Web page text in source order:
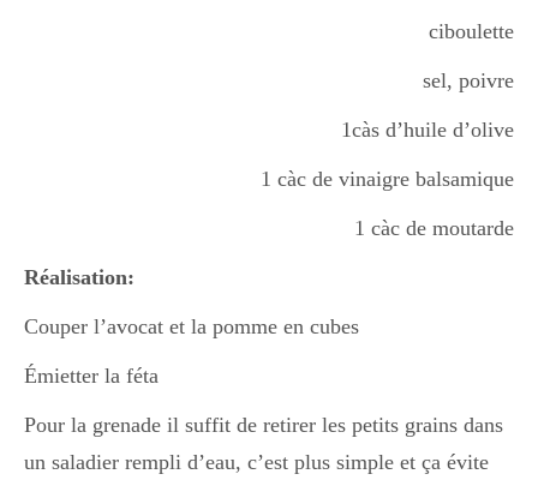
Resto
Semaines Spéciales
ciboulette
sel, poivre
1càs d’huile d’olive
1 càc de vinaigre balsamique
1 càc de moutarde
Réalisation:
Couper l’avocat et la pomme en cubes
Émietter la féta
Pour la grenade il suffit de retirer les petits grains dans
un saladier rempli d’eau, c’est plus simple et ça évite